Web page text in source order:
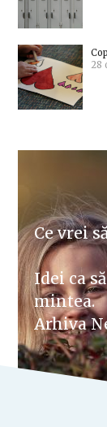
28
Ce vrei
Idei ca
mintea.
Arhiva